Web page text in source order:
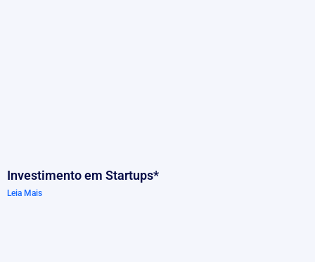
Investimento em Startups*
Leia Mais